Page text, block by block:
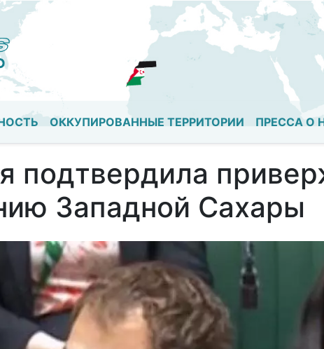
Перейти
к
основному
содержанию
ОККУПИРОВАННЫЕ ТЕРРИТОРИИ ПРЕССА О
подтвердила
Западной Сахары